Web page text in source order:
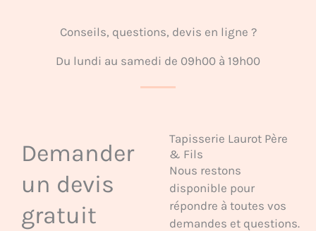
Conseils, questions, devis en ligne ?
Du lundi au samedi de 09h00 à 19h00
Demander
un devis
gratuit
Tapisserie Laurot Père
& Fils
Nous restons
disponible pour
répondre à toutes vos
demandes et questions.